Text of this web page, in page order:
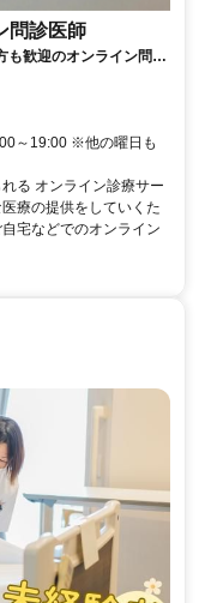
問診医師
も歓迎のオンライン問診
～19:00 ※他の曜日も
る オンライン診療サー
療の提供をしていくた
宅などでのオンライン